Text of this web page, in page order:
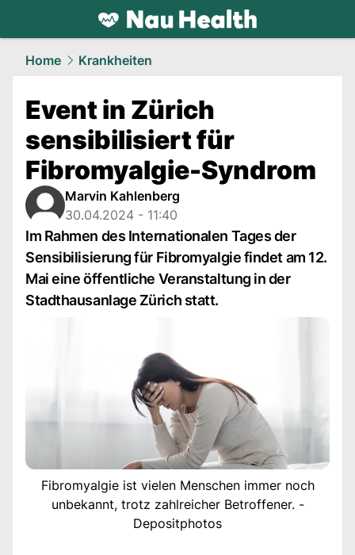
health.NAU.ch
Home Krankheiten
Event in Zürich
sensibilisiert für
Fibromyalgie-Syndrom
Marvin Kahlenberg
30.04.2024 - 11:40
Im Rahmen des Internationalen Tages der
Sensibilisierung für Fibromyalgie findet am 12.
Mai eine öffentliche Veranstaltung in der
Stadthausanlage Zürich statt.
Fibromyalgie ist vielen Menschen immer noch
unbekannt, trotz zahlreicher Betroffener. -
Depositphotos